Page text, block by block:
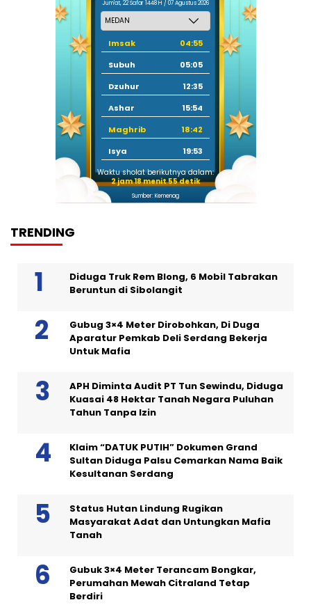
Jum'at, 22 Safar 1448 H / 07 Agustus 2026
Imsak
04:55
Subuh
05:05
Dzuhur
12:35
Ashar
15:54
Maghrib
18:42
Isya
19:53
Waktu sholat berikutnya dalam:
2 jam 18 menit 54 detik
Sumber: Kemenag
TRENDING
Diduga Truk Rem Blong, 6 Mobil Tabrakan
Beruntun di Sibolangit
Gubug 3×4 Meter Dirobohkan, Di Duga
Aparatur Pemkab Deli Serdang Bekerja
Untuk Mafia
APH Diminta Audit PT Tun Sewindu, Diduga
Kuasai 48 Hektar Tanah Negara Puluhan
Tahun Tanpa Izin
Klaim “DATUK PUTIH” Dokumen Grand
Sultan Diduga Palsu Cemarkan Nama Baik
Kesultanan Serdang
Status Hutan Lindung Rugikan
Masyarakat Adat dan Untungkan Mafia
Tanah
Gubuk 3×4 Meter Terancam Bongkar,
Perumahan Mewah Citraland Tetap
Berdiri